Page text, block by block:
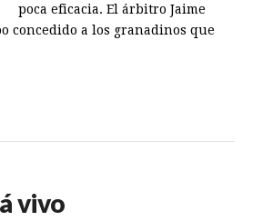
poca eficacia. El árbitro Jaime
concedido a los granadinos que
vivo